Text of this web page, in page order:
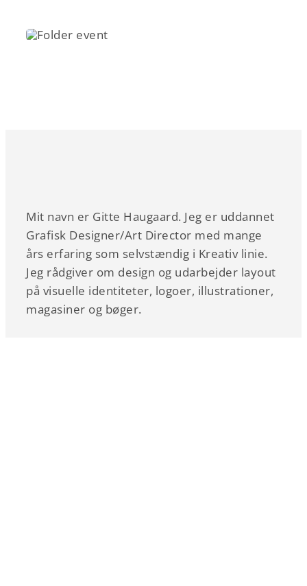
Mit navn er Gitte Haugaard. Jeg er uddannet
Grafisk Designer/Art Director med mange
års erfaring som selvstændig i Kreativ linie.
Jeg rådgiver om design og udarbejder layout
på visuelle identiteter, logoer, illustrationer,
magasiner og bøger.